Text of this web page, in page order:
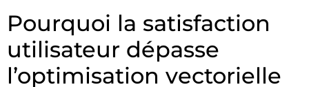
Pourquoi la satisfaction
utilisateur dépasse
l’optimisation vectorielle